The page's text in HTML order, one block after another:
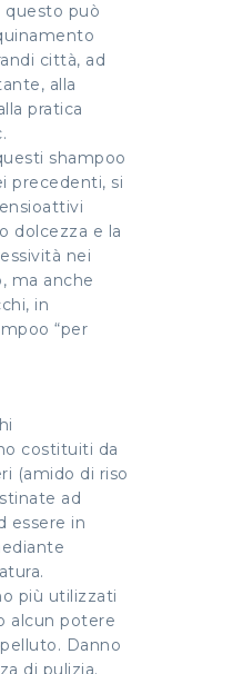
questo può
città, ad
alla
pratica
shampoo
precedenti, si
dolcezza e la
nei
ma anche
in
“per
costituiti da
(amido di riso
ad
essere in
più utilizzati
alcun potere
Danno
di pulizia.